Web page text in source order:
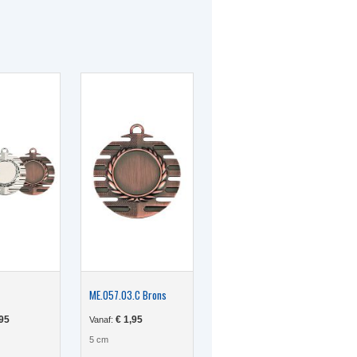
productpagina
ME.057.03.C Brons
Vanaf: €1,95
5 cm